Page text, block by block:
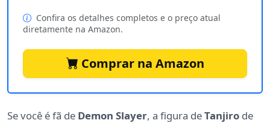
Confira os detalhes completos e o preço atual
diretamente na Amazon.
Comprar na Amazon
Se você é fã de Demon Slayer, a figura deTanjiro de